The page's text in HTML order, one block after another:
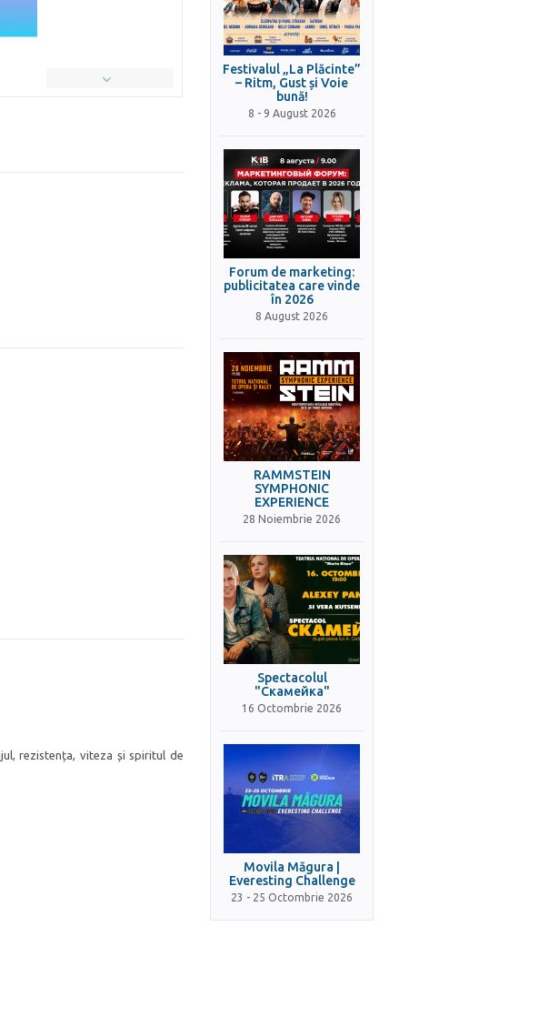
rezistența, viteza și spiritul de
Festivalul „La Plăcinte”
– Ritm, Gust și Voie
bună!
8 - 9 August 2026
Forum de marketing:
publicitatea care vinde
în 2026
8 August 2026
RAMMSTEIN
SYMPHONIC
EXPERIENCE
28 Noiembrie 2026
Spectacolul
"Скамейка"
16 Octombrie 2026
Movila Măgura |
Everesting Challenge
23 - 25 Octombrie 2026